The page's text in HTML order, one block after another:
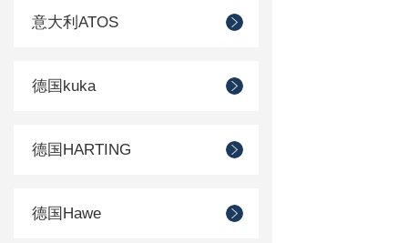
意大利ATOS
德国kuka
德国HARTING
德国Hawe